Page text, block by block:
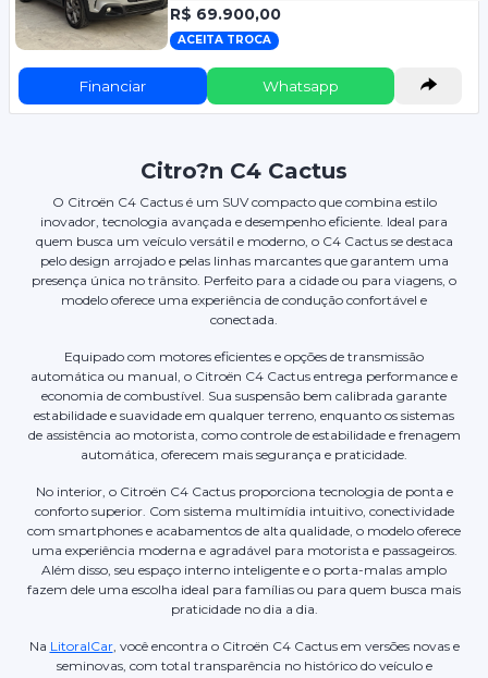
R$ 69.900,00
ACEITA TROCA
Financiar Whatsapp
Citro?n C4 Cactus
O Citroën C4 Cactus é um SUV compacto que combina estilo
inovador, tecnologia avançada e desempenho eficiente. Ideal para
quem busca um veículo versátil e moderno, o C4 Cactus se destaca
pelo design arrojado e pelas linhas marcantes que garantem uma
presença única no trânsito. Perfeito para a cidade ou para viagens, o
modelo oferece uma experiência de condução confortável e
conectada.
Equipado com motores eficientes e opções de transmissão
automática ou manual, o Citroën C4 Cactus entrega performance e
economia de combustível. Sua suspensão bem calibrada garante
estabilidade e suavidade em qualquer terreno, enquanto os sistemas
de assistência ao motorista, como controle de estabilidade e frenagem
automática, oferecem mais segurança e praticidade.
No interior, o Citroën C4 Cactus proporciona tecnologia de ponta e
conforto superior. Com sistema multimídia intuitivo, conectividade
com smartphones e acabamentos de alta qualidade, o modelo oferece
uma experiência moderna e agradável para motorista e passageiros.
Além disso, seu espaço interno inteligente e o porta-malas amplo
fazem dele uma escolha ideal para famílias ou para quem busca mais
praticidade no dia a dia.
Na LitoralCar, você encontra o Citroën C4 Cactus em versões novas e
seminovas, com total transparência no histórico do veículo e